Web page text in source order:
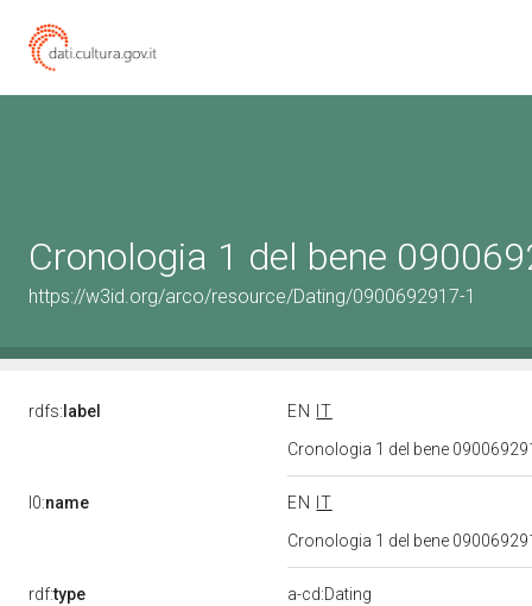
Cronologia 1 del bene
https://w3id.org/arco/resource/Dating/0900692917-1
rdfs: label EN
IT
Cronologia 1 del bene
l0:name EN
IT
Cronologia 1 del bene
rdf:type
a-cd:Dating